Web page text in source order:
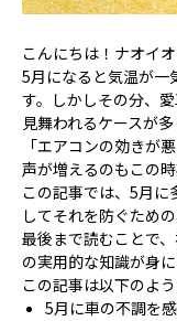
こんにちは！ナオイ
5月になると気温が一
す。しかしその分、
見舞われるケースが
「エアコンの効きが
声が増えるのもこの時
この記事では、5月
してそれを防ぐため
最後まで読むことで
の実用的な知識が身に
この記事は以下のよ
5月に車の不調を